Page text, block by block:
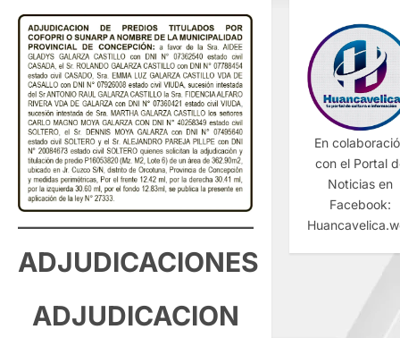
ADJUDICACIONES
ADJUDICACION
En
con el Portal
Noticias en
Facebook: